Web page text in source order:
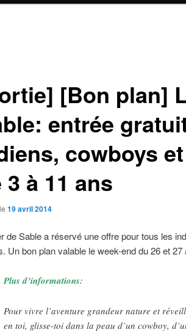
[Bon plan]
entrée
cowboys
3 à 11 ans
19 avril 2014
de Sable a réservé une offre pour tous les
Un bon plan valable le week-end du 26 et 27
Plus d’informations:
Pour vivre l’aventure grandeur nature et
en toi, glisse-toi dans la peau d’un cowboy,